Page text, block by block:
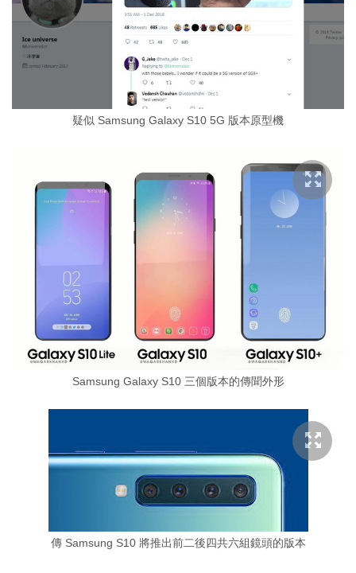
疑似 Samsung Galaxy S10 5G 版本原型機
Samsung Galaxy S10 三個版本的傳聞外形
傳 Samsung S10 將推出前二後四共六組鏡頭的版本